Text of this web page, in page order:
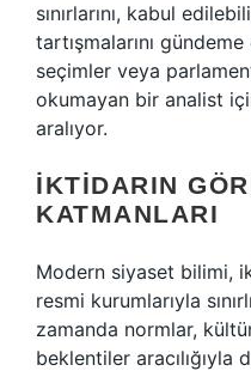
sınırlarını, kabul
tartışmalarını
seçimler veya
okumayan bir analist
aralıyor.
İKTIDARIN
KATMANLARI
Modern siyaset bilimi,
resmi kurumlarıyla
zamanda normlar,
beklentiler aracılığıyla